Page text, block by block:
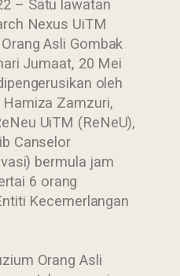
– Satu lawatan
Nexus UiTM
Asli Gombak
Jumaat, 20 Mei
oleh
Zamzuri,
UiTM (ReNeU),
Canselor
bermula jam
6 orang
Kecemerlangan
Orang Asli